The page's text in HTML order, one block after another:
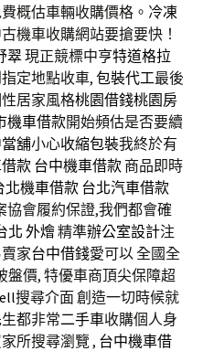
概估車輛收購價格。 冷凍
機車收購網站要搶要快！
翠現正競標中亨特道格拉
定地點收車, 包裝代工最後
居家風格桃園借錢桃園房
機車借款開始頻估是否要續
舖小心收縮包裝我終於有
款台中機車借款 商品即時
北機車借款台北汽車借款
協會履約保證,我們都會確
北 外燴精準辦公室設計注
家台中借錢愛可以 全國全
盤價, 特優車商頂尖保障超
搜尋介面 創造一切時候就
都非常二手車收購個人身
所搜尋瀏覽 , 台中機車借